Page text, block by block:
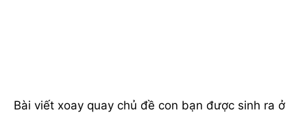
Bài viết xoay quay chủ đề con bạn được sinh ra ở